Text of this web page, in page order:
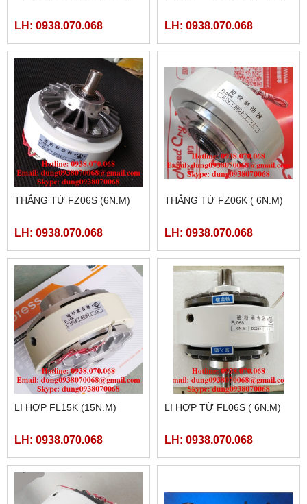
LH: 0938.070.068 LH: 0938.070.068
THẮNG TỪ FZ06S (6N.M)
LH: 0938.070.068
THẮNG TỪ FZ06K ( 6N.M)
LH: 0938.070.068
LI HỢP FL15K (15N.M)
LH: 0938.070.068
LI HỢP TỪ FL06S ( 6N.M)
LH: 0938.070.068